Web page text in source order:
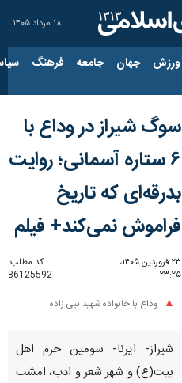
۱۸ مرداد ۱۴۰۵
ورزش جهان جامعه فرهنگ
سوگ شیراز در وداع با
۶ ستاره آسمانی؛ روایت
بدرقه‌ای که تاریخ
فراموش نمی‌کند+ فیلم
۲۳ فروردین ۱۴۰۵،
۲۳:۲۵
کد مطلب:
86125592
وداع با خانواده شهید نبی زاده
شیراز- ایرنا- سومین حرم اهل
بیت(ع) و شهر شعر و ادب، امشب